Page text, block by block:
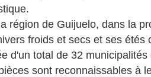
région de Guijuelo, dans la
froids et secs et ses
d'un total de 32
sont reconnaissables à